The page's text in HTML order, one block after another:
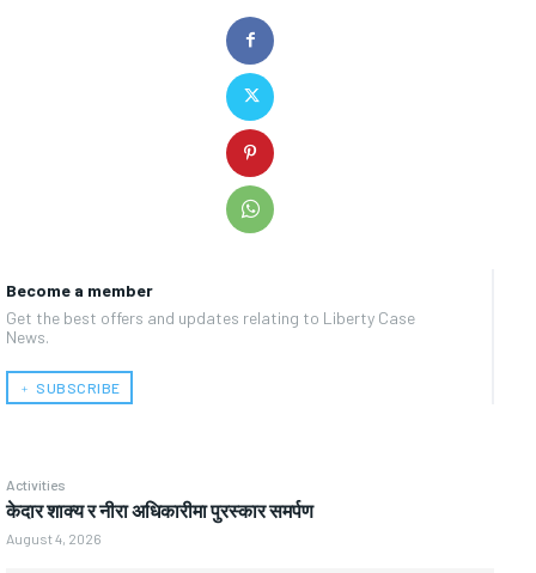
Become a member
Get the best offers and updates relating to Liberty Case
News.
﹢ SUBSCRIBE
Activities
केदार शाक्य र नीरा अधिकारीमा पुरस्कार समर्पण
August 4, 2026